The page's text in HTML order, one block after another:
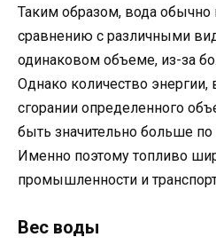
Таким образом, вода
сравнению с различными
одинаковом объеме, из-за
Однако количество
сгорании определенного
быть значительно больше
Именно поэтому топливо
промышленности и
Вес воды